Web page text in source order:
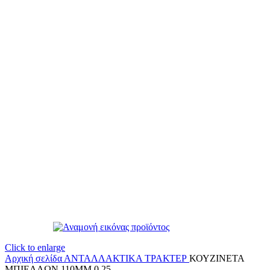
Click to enlarge
Αρχική σελίδα ΑΝΤΑΛΛΑΚΤΙΚΑ ΤΡΑΚΤΕΡ ΚΟΥΖΙΝΕΤΑ